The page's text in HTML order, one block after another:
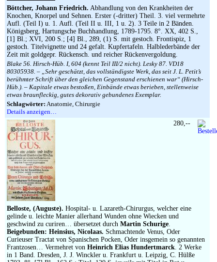
Böttcher, Johann Friedrich. Abhandlung von den Krankheiten der
Knochen, Knorpel und Sehnen. Erster (-dritter) Theil. 3. viel vermehrte
Aufl. (Teil I) u. 1. Aufl. (Teil II u. III, 1 u. 2). 3 Teile in 2 Bänden.
Königsberg, Hartungsche Buchhandlung, 1789-1795. 8°. XX, 402 S.,
[1] Bl.; XVI, 200 S.; [4] Bl., 289, (1) S. mit gestoch. Frontispiz, 1
gestoch. Titelvignette und 24 gefalt. Kupfertafeln. Halblederbände der
Zeit mit goldgepr. Rückensch. und reicher Rückenvergoldung.
Blake 56. Hirsch-Hüb. I, 604 (kennt Teil III/2 nicht). Lesky 87. VD18
80305938. – „Sehr geschätzt, das vollständigste Werk, das seit J. L. Petit’s
berühmter Schrift über den gleichen Gegenstand erschienen war“ (Hirsch-
Hüb.). – Kapitale etwas bestoßen, Einbände etwas berieben, stellenweise
etwas braunfleckig, gutes dekorativ gebundenes Exemplar.
Schlagwörter: Anatomie, Chirurgie
Details anzeigen…
Belloste, (Auguste). Hospital- u. Lazareth-Chirurgus, welcher eine
gelinde u. leichte Manier allerhand Wunden ohne Wiecken und
geschwind zu curiren… übersetzet durch Martin Schurige.
Beigebunden: Heinsius, Nicolaas. Schmachtende Venus, Oder
Curieuser Tractat von Spanischen Pocken, Oder insgemein so genannten
Frantzosen… Vermehret von Heinrich Elias Hundertmarck. 2 Werke
in 1 Band. Dresden, J. J. Winckler u. Frankfurt u. Leipzig, C. Hülße
280,--